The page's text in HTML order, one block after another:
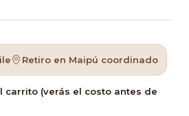
Retiro en Maipú coordinado
carrito (verás el costo antes de